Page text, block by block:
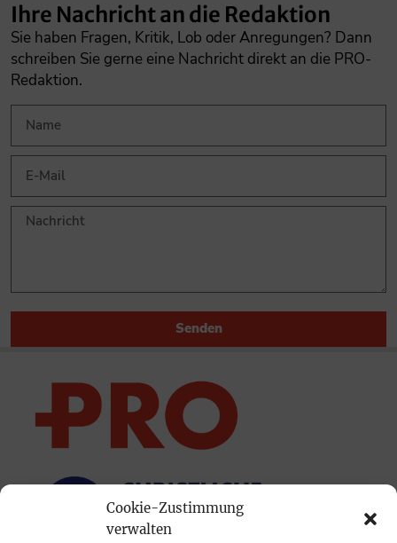
Cookie-Zustimmung
verwalten
Ihre Nachricht an die Redaktion
Sie haben Fragen, Kritik, Lob oder Anregungen? Dann
schreiben Sie gerne eine Nachricht direkt an die PRO-
Redaktion.
Senden